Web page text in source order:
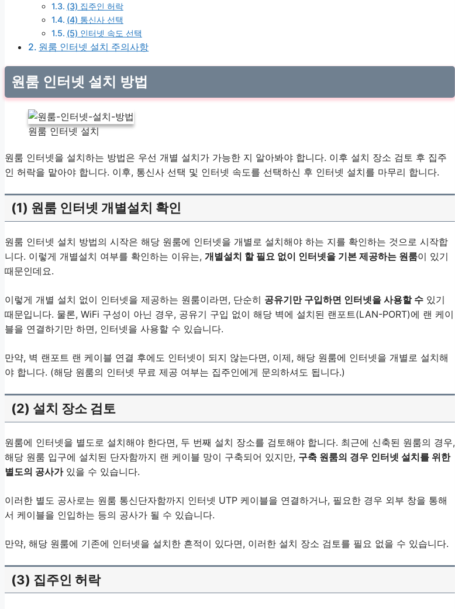
(3) 집주인 허락
(4) 통신사 선택
(5) 인터넷 속도 선택
원룸 인터넷 설치 주의사항
원룸 인터넷 설치 방법
원룸 인터넷 설치
원룸 인터넷을 설치하는 방법은 우선 개별 설치가 가능한 지 알아봐야 합니다. 이후 설치 장소 검토 후 집주
인 허락을 맡아야 합니다. 이후, 통신사 선택 및 인터넷 속도를 선택하신 후 인터넷 설치를 마무리 합니다.
(1) 원룸 인터넷 개별설치 확인
원룸 인터넷 설치 방법의 시작은 해당 원룸에 인터넷을 개별로 설치해야 하는 지를 확인하는 것으로 시작합
니다. 이렇게 개별설치 여부를 확인하는 이유는, 개별설치 할 필요 없이 인터넷을 기본 제공하는 원룸이 있기
때문인데요.
이렇게 개별 설치 없이 인터넷을 제공하는 원룸이라면, 단순히 공유기만 구입하면 인터넷을 사용할 수 있기
때문입니다. 물론, WiFi 구성이 아닌 경우, 공유기 구입 없이 해당 벽에 설치된 랜포트(LAN-PORT)에 랜 케이
블을 연결하기만 하면, 인터넷을 사용할 수 있습니다.
만약, 벽 랜포트 랜 케이블 연결 후에도 인터넷이 되지 않는다면, 이제, 해당 원룸에 인터넷을 개별로 설치해
야 합니다. (해당 원룸의 인터넷 무료 제공 여부는 집주인에게 문의하셔도 됩니다.)
(2) 설치 장소 검토
원룸에 인터넷을 별도로 설치해야 한다면, 두 번째 설치 장소를 검토해야 합니다. 최근에 신축된 원룸의 경우,
해당 원룸 입구에 설치된 단자함까지 랜 케이블 망이 구축되어 있지만, 구축 원룸의 경우 인터넷 설치를 위한
별도의 공사가있을 수 있습니다.
이러한 별도 공사로는 원룸 통신단자함까지 인터넷 UTP 케이블을 연결하거나, 필요한 경우 외부 창을 통해
서 케이블을 인입하는 등의 공사가 될 수 있습니다.
만약, 해당 원룸에 기존에 인터넷을 설치한 흔적이 있다면, 이러한 설치 장소 검토를 필요 없을 수 있습니다.
(3) 집주인 허락